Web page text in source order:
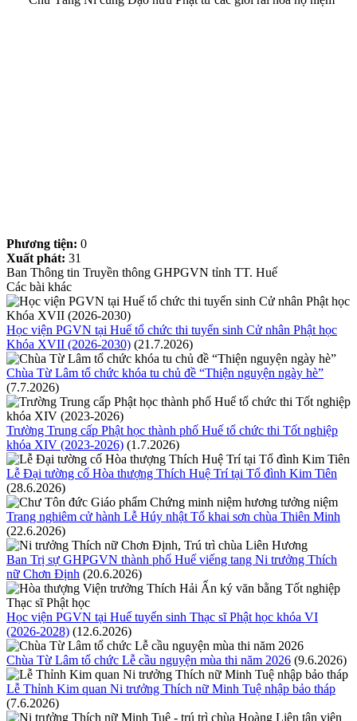
Phương tiện: 0
Xuất phát: 31
Ban Thông tin Truyền thông GHPGVN tỉnh TT. Huế
Các bài khác
Học viện PGVN tại Huế tổ chức thi tuyển sinh Cử nhân Phật học
Khóa XVII (2026-2030) (21.7.2026)
Chùa Từ Lâm tổ chức khóa tu chủ đề “Thiện nguyện ngày hè”
(7.7.2026)
Trường Trung cấp Phật học thành phố Huế tổ chức thi Tốt nghiệp
khóa XIV (2023-2026) (1.7.2026)
Lễ Đại tường cố Hòa thượng Thích Huệ Trí tại Tổ đình Kim Tiên
(28.6.2026)
Trang nghiêm cử hành Lễ Húy nhật Tổ khai sơn chùa Thiên Minh
(22.6.2026)
Ban Trị sự GHPGVN thành phố Huế viếng tang Ni trưởng Thích
nữ Chơn Định (20.6.2026)
Học viện PGVN tại Huế tuyển sinh Thạc sĩ Phật học khóa VI
(2026-2028) (12.6.2026)
Chùa Từ Lâm tổ chức Lễ cầu nguyện mùa thi năm 2026 (9.6.2026)
Lễ Thỉnh Kim quan Ni trưởng Thích nữ Minh Tuệ nhập bảo tháp
(7.6.2026)